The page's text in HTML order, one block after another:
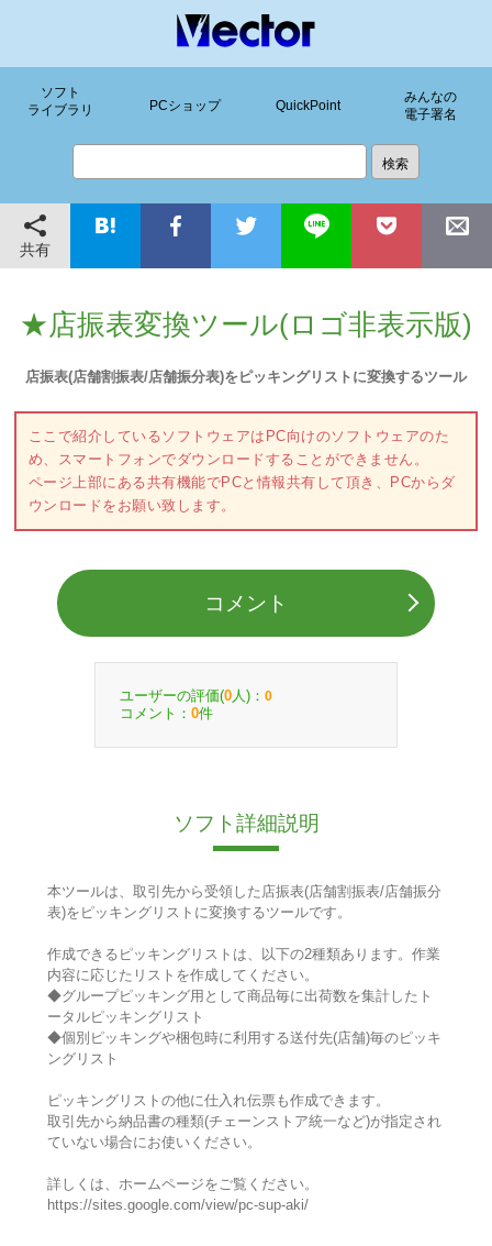
ソフト
ライブラリ
PCショップ QuickPoint
みんなの
電子署名
共有
★店振表変換ツール(ロゴ非表示版)
店振表(店舗割振表/店舗振分表)をピッキングリストに変換するツール
ここで紹介しているソフトウェアはPC向けのソフトウェアのた
め、スマートフォンでダウンロードすることができません。
ページ上部にある共有機能でPCと情報共有して頂き、PCからダ
ウンロードをお願い致します。
コメント
ユーザーの評価(0 人)： 0
コメント： 0件
ソフト詳細説明
本ツールは、取引先から受領した店振表(店舗割振表/店舗振分
表)をピッキングリストに変換するツールです。
作成できるピッキングリストは、以下の2種類あります。作業
内容に応じたリストを作成してください。
◆グループピッキング用として商品毎に出荷数を集計したト
ータルピッキングリスト
◆個別ピッキングや梱包時に利用する送付先(店舗)毎のピッキ
ングリスト
ピッキングリストの他に仕入れ伝票も作成できます。
取引先から納品書の種類(チェーンストア統一など)が指定され
ていない場合にお使いください。
詳しくは、ホームページをご覧ください。
https://sites.google.com/view/pc-sup-aki/